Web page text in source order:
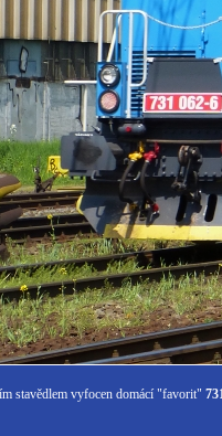
stavědlem vyfocen domácí "favorit"